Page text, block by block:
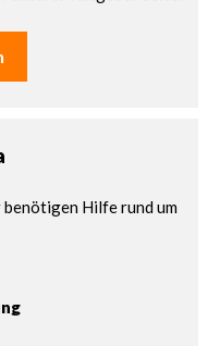
benötigen Hilfe rund um